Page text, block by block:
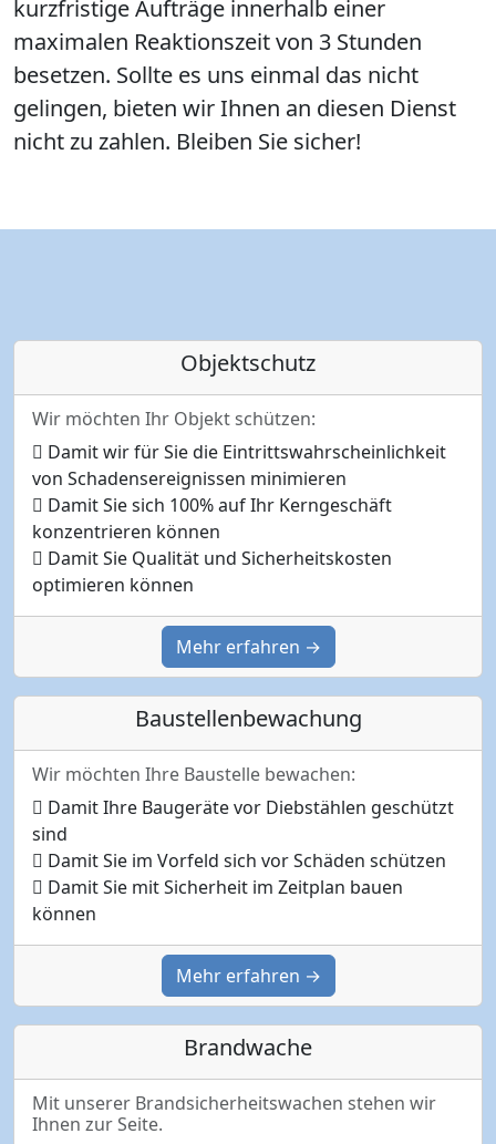
kurzfristige Aufträge innerhalb einer
maximalen Reaktionszeit von 3 Stunden
besetzen. Sollte es uns einmal das nicht
gelingen, bieten wir Ihnen an diesen Dienst
nicht zu zahlen. Bleiben Sie sicher!
Objektschutz
Wir möchten Ihr Objekt schützen:
Damit wir für Sie die Eintrittswahrscheinlichkeit
von Schadensereignissen minimieren
Damit Sie sich 100% auf Ihr Kerngeschäft
konzentrieren können
Damit Sie Qualität und Sicherheitskosten
optimieren können
Mehr erfahren →
Baustellenbewachung
Wir möchten Ihre Baustelle bewachen:
Damit Ihre Baugeräte vor Diebstählen geschützt
sind
Damit Sie im Vorfeld sich vor Schäden schützen
Damit Sie mit Sicherheit im Zeitplan bauen
können
Mehr erfahren →
Brandwache
Mit unserer Brandsicherheitswachen stehen wir
Ihnen zur Seite.